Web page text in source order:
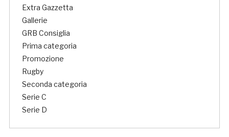
Extra Gazzetta
Gallerie
GRB Consiglia
Prima categoria
Promozione
Rugby
Seconda categoria
Serie C
Serie D